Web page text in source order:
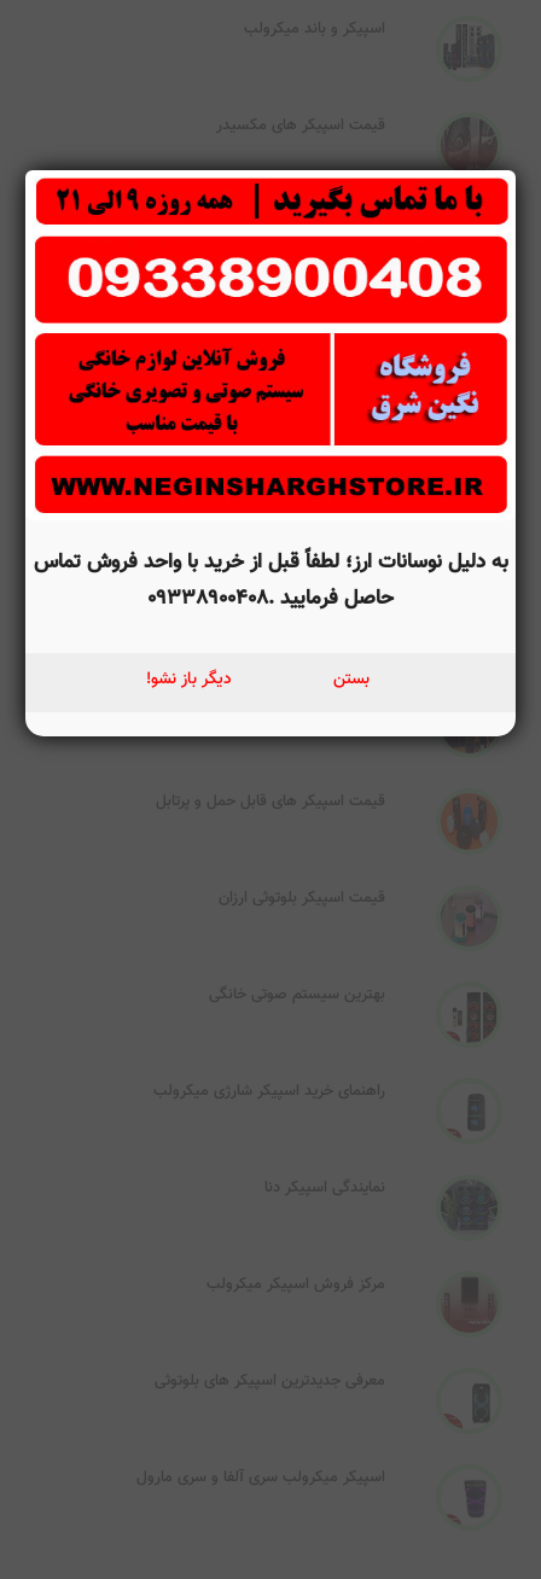
اسپیکر و باند میکرولب
قیمت اسپیکر های مکسیدر
مقایسه اسپیکر مکسیدر و باند میکرولب
مرکز پخش باندهای مکسیدر
اسپیکرهای سری اقتصادی
خرید اقساطی اسپیکر های میکرولب و مکسیدر
نمایندگی فروش اسپیکرهای میکرولب، برند
قیمت اسپیکر های قابل حمل و پرتابل
قیمت اسپیکر بلوتوثی ارزان
بهترین سیستم صوتی خانگی
راهنمای خرید اسپیکر شارژی میکرولب
نمایندگی اسپیکر دنا
مرکز فروش اسپیکر میکرولب
معرفی جدیدترین اسپیکر های بلوتوثی
اسپیکر میکرولب سری آلفا و سری مارول
به دلیل نوسانات ارز؛ لطفاً قبل از خرید با واحد فروش تماس
حاصل فرمایید .09338900408
بستن دیگر باز نشو!